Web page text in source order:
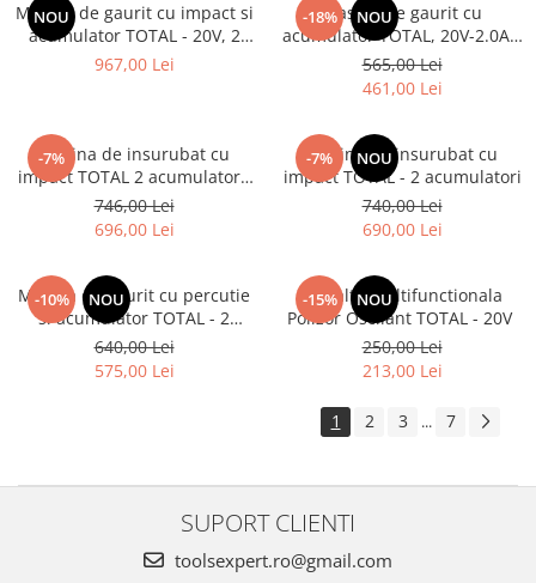
NOU
Masina de gaurit cu impact si
acumulator TOTAL - 20V, 2
acumulatori
967,00 Lei
-18% NOU
Masina de gaurit cu
acumulator TOTAL, 20V-2.0AH
LI-ION (2 ACUMULATORI)
(INDUSTRIAL)
565,00 Lei
461,00 Lei
-7%
Masina de insurubat cu
impact TOTAL 2 acumulatori,
2Ah - 20V
746,00 Lei
696,00 Lei
-7% NOU
Masina de insurubat cu
impact TOTAL - 2 acumulatori
740,00 Lei
690,00 Lei
-10% NOU
Masina de gaurit cu percutie
si acumulator TOTAL - 2
acumulatori, 2Ah
640,00 Lei
575,00 Lei
-15% NOU
Unealta Multifunctionala
Polizor Oscilant TOTAL - 20V
250,00 Lei
213,00 Lei
1 2 3 ... 7
SUPORT CLIENTI
toolsexpert.ro@gmail.com